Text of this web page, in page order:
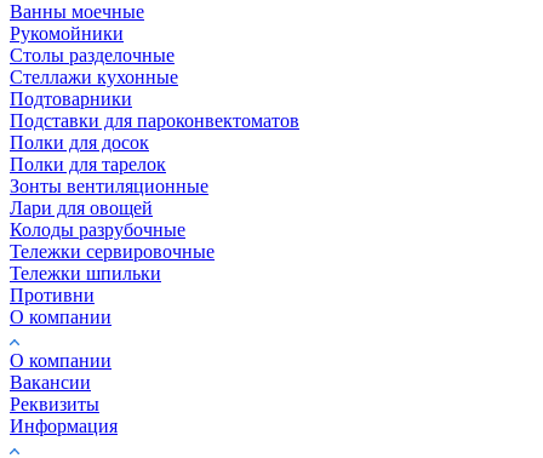
Ванны моечные
Рукомойники
Столы разделочные
Стеллажи кухонные
Подтоварники
Подставки для пароконвектоматов
Полки для досок
Полки для тарелок
Зонты вентиляционные
Лари для овощей
Колоды разрубочные
Тележки сервировочные
Тележки шпильки
Противни
О компании
О компании
Вакансии
Реквизиты
Информация